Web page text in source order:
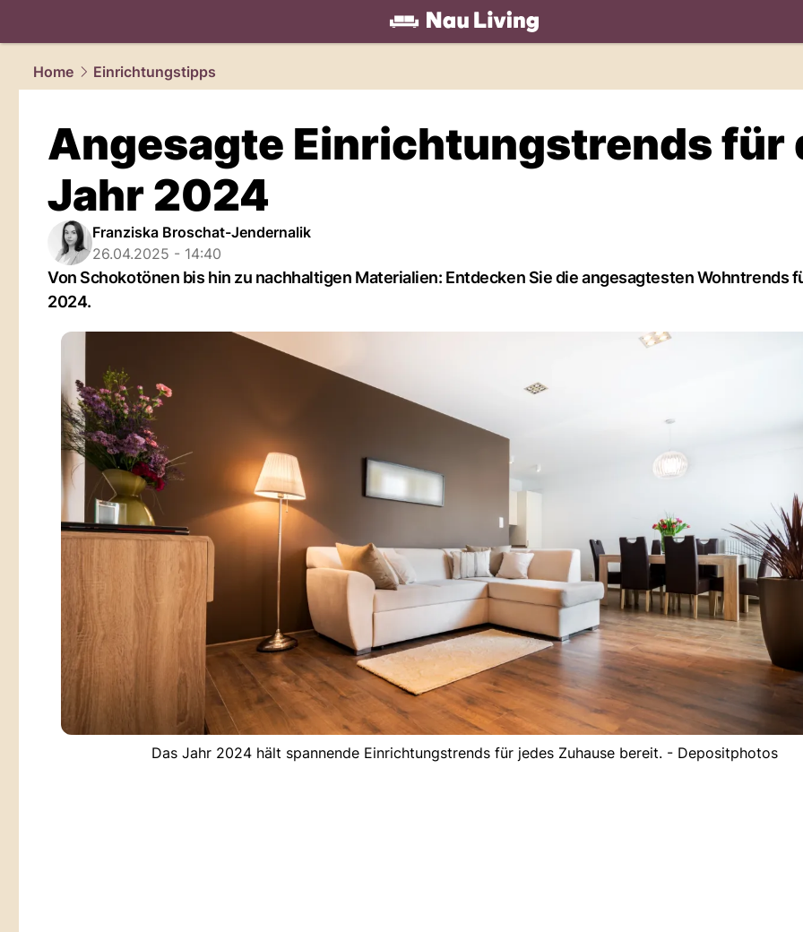
living.NAU.ch
Home
Einrichtungstipps
Angesagte Einrichtungstrends für
Jahr 2024
Franziska Broschat-Jendernalik
26.04.2025 - 14:40
Von Schokotönen bis hin zu nachhaltigen Materialien: Entdecken Sie die angesagtesten Wohntrends
2024.
Das Jahr 2024 hält spannende Einrichtungstrends für jedes Zuhause bereit. - Depositphotos